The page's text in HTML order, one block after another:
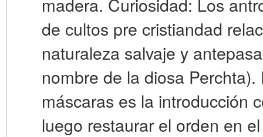
de cultos pre cristiandad
naturaleza salvaje y
nombre de la diosa
máscaras es la introducción
luego restaurar el orden en